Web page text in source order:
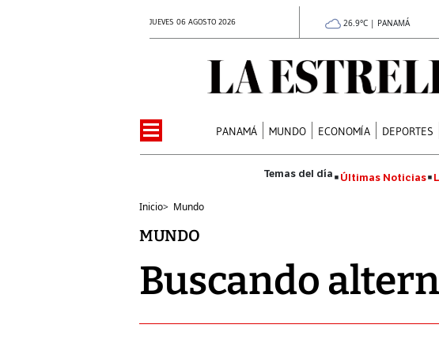
JUEVES 06 AGOSTO 2026 26.9°C | PANAMÁ
PANAMÁ MUNDO ECONOMÍA DEPORTES
Últimas Noticias
Inicio> Mundo
MUNDO
Buscando